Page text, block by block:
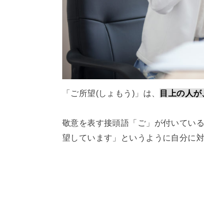
「ご所望(しょもう)」は、 目上の人
敬意を表す接頭語「ご」が付いてい
望しています」というように自分に